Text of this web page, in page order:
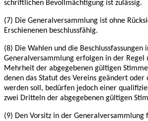
schriftlichen Bevollmächtigung ist zulässig.
(7) Die Generalversammlung ist ohne
Erschienenen beschlussfähig.
(8) Die Wahlen und die Beschlussfassungen
Generalversammlung erfolgen in der Regel
Mehrheit der abgegebenen gültigen
denen das Statut des Vereins geändert oder
werden soll, bedürfen jedoch einer
zwei Dritteln der abgegebenen gültigen
(9) Den Vorsitz in der